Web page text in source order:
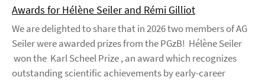
Awards for Hélène Seiler and Rémi Gilliot
We are delighted to share that in 2026 two members of AG
Seiler were awarded prizes from the PGzB! Hélène Seiler
won the Karl Scheel Prize , an award which recognizes
outstanding scientific achievements by early-career